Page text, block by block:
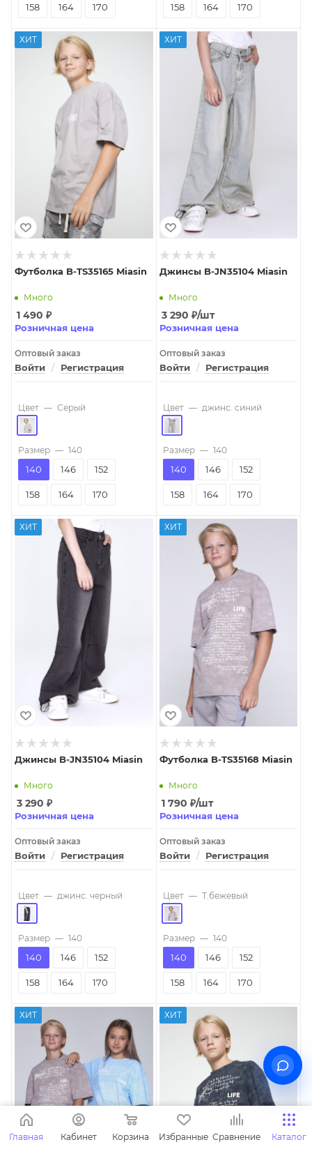
158 164 170 158 164 170
ХИТ
Футболка B-TS35165 Miasin
Много
1 490 ₽
Розничная цена
Оптовый заказ
Войти / Регистрация
Цвет — Серый
Размер — 140
140 146 152
158 164 170
ХИТ
Джинсы B-JN35104 Miasin
Много
3 290 ₽/шт
Розничная цена
Оптовый заказ
Войти / Регистрация
Цвет — джинс. синий
Размер — 140
140 146 152
158 164 170
ХИТ
Джинсы B-JN35104 Miasin
Много
3 290 ₽
Розничная цена
Оптовый заказ
Войти / Регистрация
Цвет — джинс. черный
Размер — 140
140 146 152
158 164 170
ХИТ
Футболка B-TS35168 Miasin
Много
1 790 ₽/шт
Розничная цена
Оптовый заказ
Войти / Регистрация
Цвет — T.бежевый
Размер — 140
140 146 152
158 164 170
ХИТ ХИТ
Главная Кабинет Корзина Избранные Сравнение Каталог